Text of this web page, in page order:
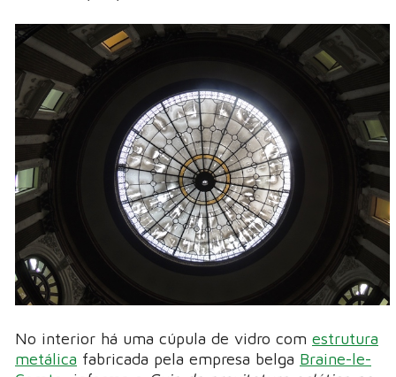
No interior há uma cúpula de vidro com estrutura
metálica fabricada pela empresa belga Braine-le-